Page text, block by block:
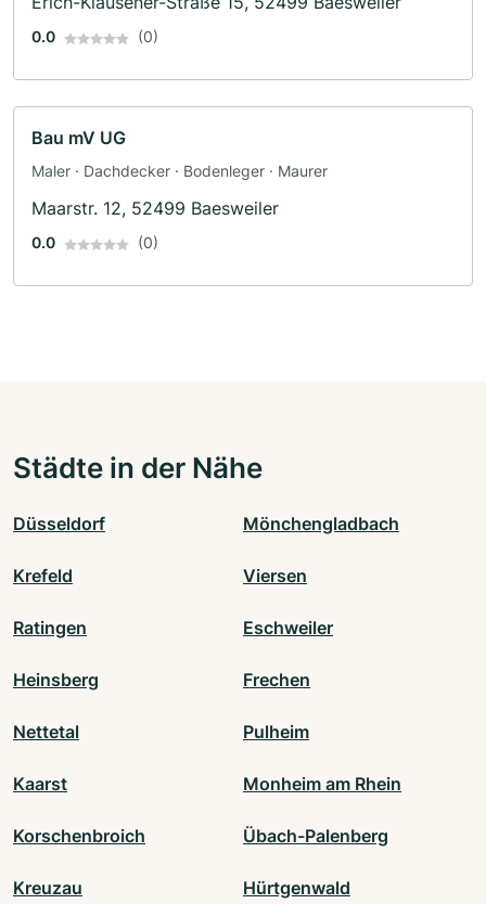
0.0 (0)
Bau mV UG
Maler · Dachdecker · Bodenleger · Maurer
Maarstr. 12, 52499 Baesweiler
0.0 (0)
Städte in der Nähe
Düsseldorf Mönchengladbach
Krefeld Viersen
Ratingen Eschweiler
Heinsberg Frechen
Nettetal Pulheim
Kaarst Monheim am Rhein
Korschenbroich Übach-Palenberg
Kreuzau Hürtgenwald